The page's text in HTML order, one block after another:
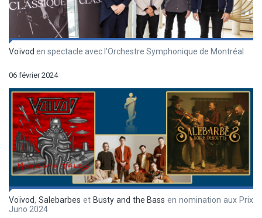
Voïvod en spectacle avec l’Orchestre Symphonique de Montréal
06 février 2024
Voïvod, Salebarbes et Busty and the Bass en nomination aux Prix
Juno 2024